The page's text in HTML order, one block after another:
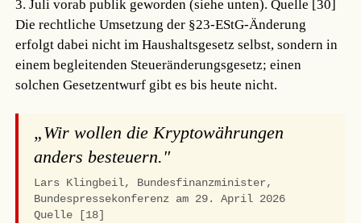
3. Juli vorab publik geworden (siehe unten).Quelle [30]
Die rechtliche Umsetzung der §23-EStG-Änderung
erfolgt dabei nicht im Haushaltsgesetz selbst, sondern in
einem begleitenden Steueränderungsgesetz; einen
solchen Gesetzentwurf gibt es bis heute nicht.
„Wir wollen die Kryptowährungen
anders besteuern."
Lars Klingbeil, Bundesfinanzminister,
Bundespressekonferenz am 29. April 2026
Quelle [18]